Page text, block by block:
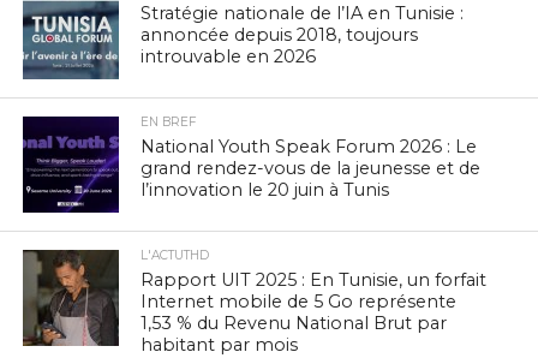
Stratégie nationale de l’IA en Tunisie :
annoncée depuis 2018, toujours
introuvable en 2026
EN BREF
National Youth Speak Forum 2026 : Le
grand rendez-vous de la jeunesse et de
l’innovation le 20 juin à Tunis
L'ACTUTHD
Rapport UIT 2025 : En Tunisie, un forfait
Internet mobile de 5 Go représente
1,53 % du Revenu National Brut par
habitant par mois